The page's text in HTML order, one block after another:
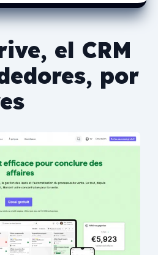
el CRM
por